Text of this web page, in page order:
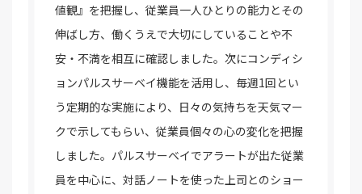
値観』を把握し、従業員一人ひとりの能力とその
伸ばし方、働くうえで大切にしていることや不
安・不満を相互に確認しました。次にコンディシ
ョンパルスサーベイ機能を活用し、毎週1回とい
う定期的な実施により、日々の気持ちを天気マー
クで示してもらい、従業員個々の心の変化を把握
しました。パルスサーベイでアラートが出た従業
員を中心に、対話ノートを使った上司とのショー